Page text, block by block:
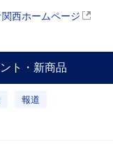
関西ホームページ
ト・新商品
報道